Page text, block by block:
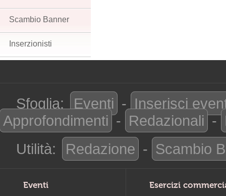
Scambio Banner
Inserzionisti
Sfoglia: Eventi - Inserisci
Approfondimenti - Redazionali -
Utilità:
Redazione - Scambio
Eventi Esercizi